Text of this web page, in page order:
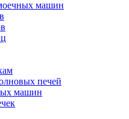
машин
печей
машин